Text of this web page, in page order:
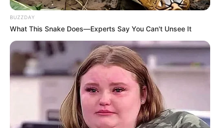
(foto: istockphoto)
BUZZDAY
What This Snake Does—Experts Say You Can't Unsee It